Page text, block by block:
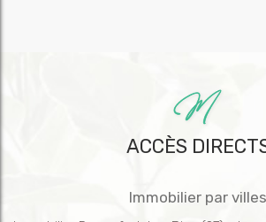
ACCÈS
Immobilier par villes